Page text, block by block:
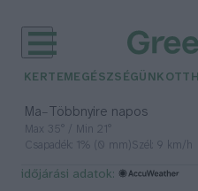
KERTEM EGÉSZSÉGÜNK
Ma– Többnyire napos
Max 35° / Min 21°
Csapadék: 1% (0 mm)Szél: 9 km/h
időjárási adatok: